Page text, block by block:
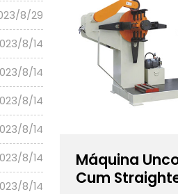
8/29
8/14
8/14
8/14
8/14
8/14
8/14
Máquina
Cum